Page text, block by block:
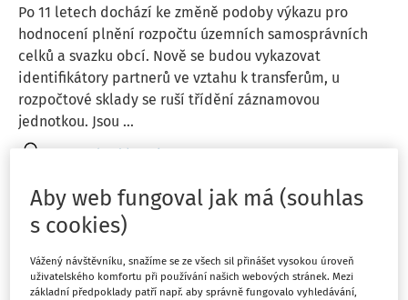
Po 11 letech dochází ke změně podoby výkazu pro
hodnocení plnění rozpočtu územních samosprávních
celků a svazku obcí. Nově se budou vykazovat
identifikátory partnerů ve vztahu k transferům, u
rozpočtové sklady se ruší třídění záznamovou
jednotkou. Jsou ...
Ivana Schneiderová
EXPERTNÍ ODPOVĚDI
Zdanění dotace ze Šablon
Základní škola s. r. o. vyúčtovává k datu dílčí žádosti o
Aby web fungoval jak má (souhlas
s cookies)
Vážený návštěvníku, snažíme se ze všech sil přinášet vysokou úroveň
uživatelského komfortu při používání našich webových stránek. Mezi
základní předpoklady patří např. aby správně fungovalo vyhledávání,